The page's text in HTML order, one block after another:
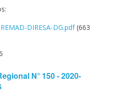
DIRESA-DG.pdf(663
N° 150 - 2020-